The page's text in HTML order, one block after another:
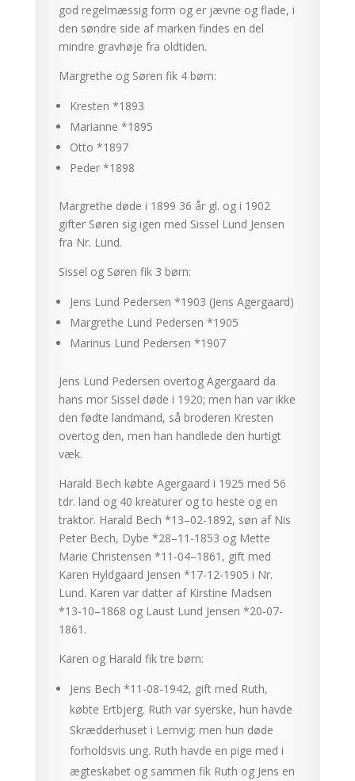
god regelmæssig form og er jævne og flade, i
den søndre side af marken findes en del
mindre gravhøje fra oldtiden.
Margrethe og Søren fik 4 børn:
Kresten *1893
Marianne *1895
Otto *1897
Peder *1898
Margrethe døde i 1899 36 år gl. og i 1902
gifter Søren sig igen med Sissel Lund Jensen
fra Nr. Lund.
Sissel og Søren fik 3 børn:
Jens Lund Pedersen *1903 (Jens Agergaard)
Margrethe Lund Pedersen *1905
Marinus Lund Pedersen *1907
Jens Lund Pedersen overtog Agergaard da
hans mor Sissel døde i 1920; men han var ikke
den fødte landmand, så broderen Kresten
overtog den, men han handlede den hurtigt
væk.
Harald Bech købte Agergaard i 1925 med 56
tdr. land og 40 kreaturer og to heste og en
traktor. Harald Bech *13–02-1892, søn af Nis
Peter Bech, Dybe *28–11-1853 og Mette
Marie Christensen *11-04–1861, gift med
Karen Hyldgaard Jensen *17-12-1905 i Nr.
Lund. Karen var datter af Kirstine Madsen
*13-10–1868 og Laust Lund Jensen *20-07-
1861.
Karen og Harald fik tre børn:
Jens Bech *11-08-1942, gift med Ruth,
købte Ertbjerg. Ruth var syerske, hun havde
Skrædderhuset i Lemvig; men hun døde
forholdsvis ung. Ruth havde en pige med i
ægteskabet og sammen fik Ruth og Jens en